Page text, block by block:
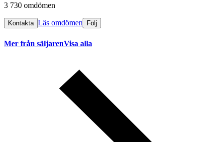
3 730 omdömen
Kontakta Läs omdömen Följ
Mer från säljarenVisa alla